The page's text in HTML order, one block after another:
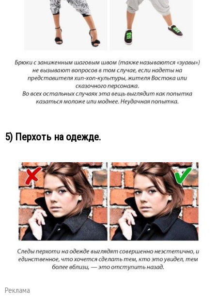
5) Перхоть на одежде.
Реклама